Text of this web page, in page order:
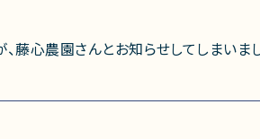
藤心農園さんとお知らせしてしまいま